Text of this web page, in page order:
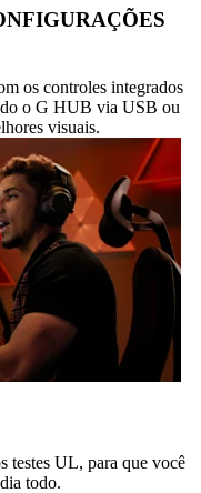
os controles integrados
o G HUB via USB ou
visuais.
testes UL, para que você
todo.